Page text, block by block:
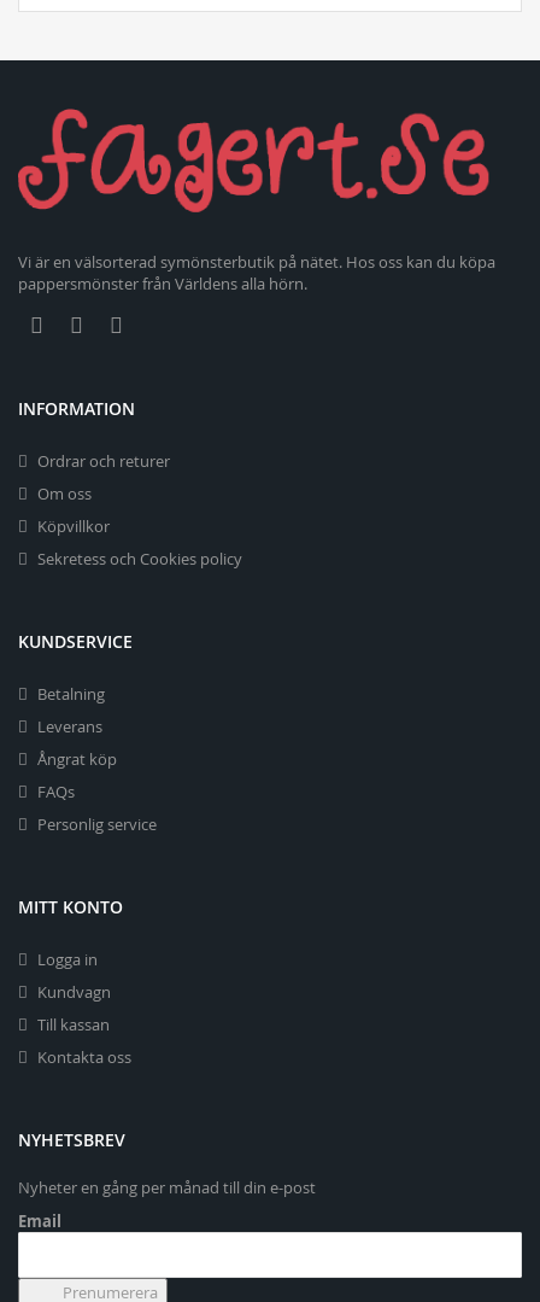
Vi är en välsorterad symönsterbutik på nätet. Hos oss kan du köpa
pappersmönster från Världens alla hörn.
INFORMATION
Ordrar och returer
Om oss
Köpvillkor
Sekretess och Cookies policy
KUNDSERVICE
Betalning
Leverans
Ångrat köp
FAQs
Personlig service
MITT KONTO
Logga in
Kundvagn
Till kassan
Kontakta oss
NYHETSBREV
Nyheter en gång per månad till din e-post
Email